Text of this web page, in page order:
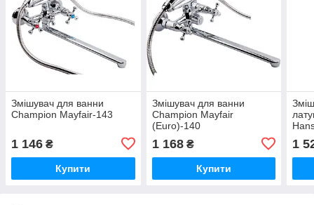
Змішувач для ванни
Champion Mayfair-143
1 146 ₴
Купити
Змішувач для ванни
Champion Mayfair
(Euro)-140
1 168₴
Купити
1